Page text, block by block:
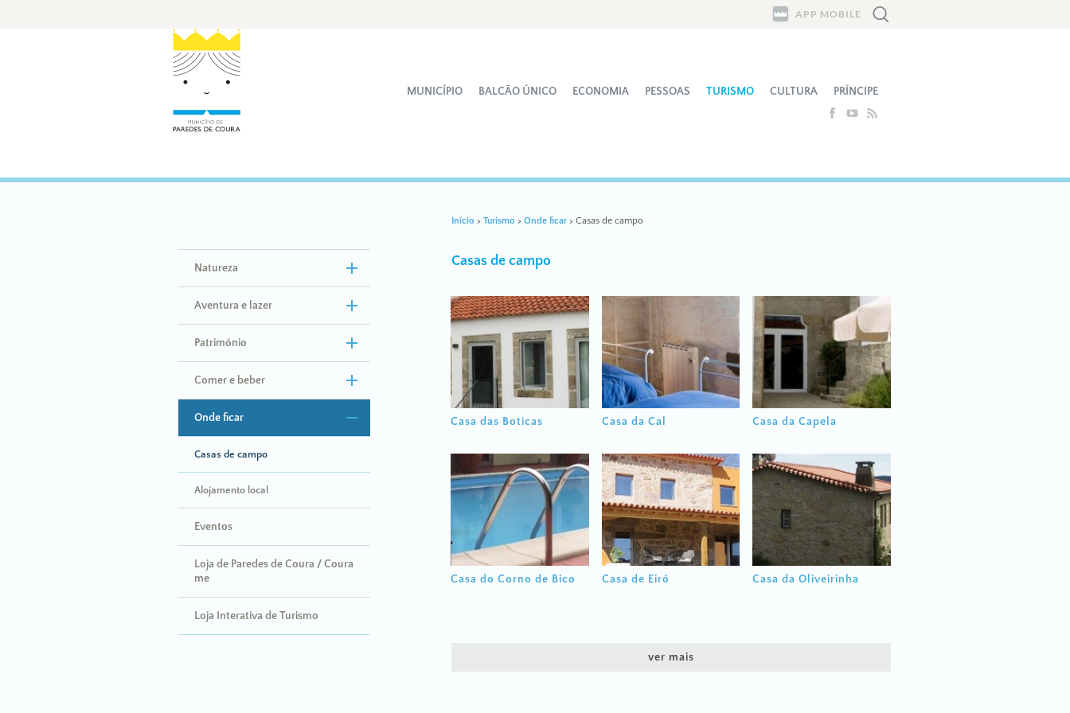
APP MOBILE
MUNICÍPIO BALCÃO ÚNICO ECONOMIA PESSOAS TURISMO CULTURA PRÍNCIPE
Natureza
Aventura e lazer
Património
Comer e beber
Onde ficar
Casas de campo
Alojamento local
Eventos
Loja de Paredes de Coura / Coura
me
Loja Interativa de Turismo
Início > Turismo > Onde ficar> Casas de campo
Casas de campo
Casa das Boticas Casa da Cal Casa da Capela
Casa do Corno de Bico Casa de Eiró Casa da Oliveirinha
ver mais